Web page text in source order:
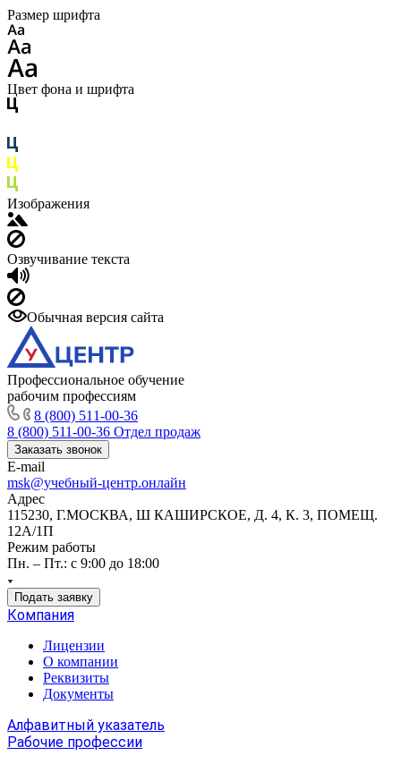
Размер шрифта
Цвет фона и шрифта
Изображения
Озвучивание текста
Обычная версия сайта
Профессиональное обучение
рабочим профессиям
8 (800) 511-00-36
8 (800) 511-00-36 Отдел продаж
Заказать звонок
E-mail
msk@учебный-центр.онлайн
Адрес
115230, Г.МОСКВА, Ш КАШИРСКОЕ, Д. 4, К. 3, ПОМЕЩ.
12А/1П
Режим работы
Пн. – Пт.: с 9:00 до 18:00
Подать заявку
Компания
Лицензии
О компании
Реквизиты
Документы
Алфавитный указатель
Рабочие профессии